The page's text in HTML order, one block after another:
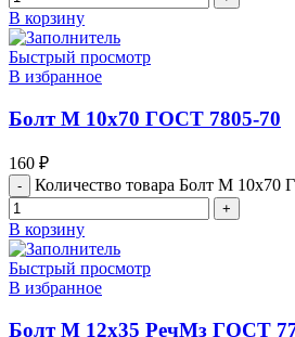
В корзину
Быстрый просмотр
В избранное
Болт М 10х70 ГОСТ 7805-70
160 ₽
Количество товара Болт М 10х70
В корзину
Быстрый просмотр
В избранное
Болт М 12х35 РечМз ГОСТ